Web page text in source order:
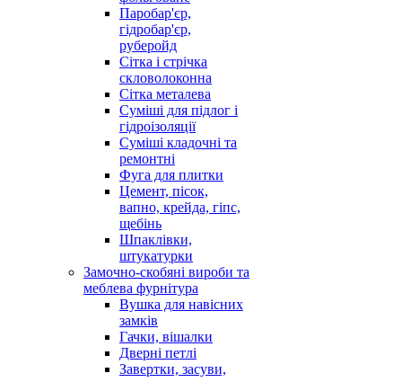
Паробар'єр,
гідробар'єр,
руберойд
Сітка і стрічка
скловолоконна
Сітка металева
Суміші для підлог і
гідроізоляції
Суміші кладочні та
ремонтні
Фуга для плитки
Цемент, пісок,
вапно, крейда, гіпс,
щебінь
Шпаклівки,
штукатурки
Замочно-скобяні вироби та
меблева фурнітура
Вушка для навісних
замків
Гачки, вішалки
Дверні петлі
Завертки, засуви,